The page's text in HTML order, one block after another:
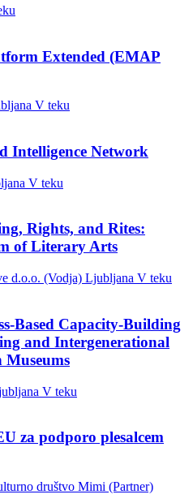
Extended (EMAP
V teku
Intelligence Network
V teku
Rights, and Rites:
of Literary Arts
d.o.o. (Vodja) Ljubljana V teku
Based Capacity-Building
and Intergenerational
Museums
V teku
za podporo plesalcem
društvo Mimi (Partner)